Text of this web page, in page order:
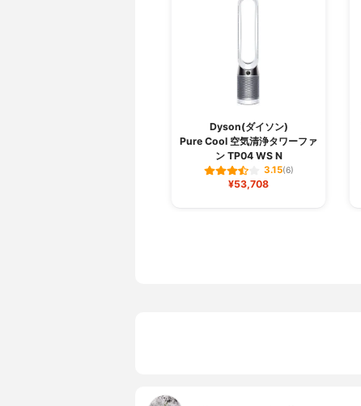
Dyson(ダイソン)
Pure Cool 空気清浄タワーファ
ン TP04 WS N
3.15(6)
¥53,708